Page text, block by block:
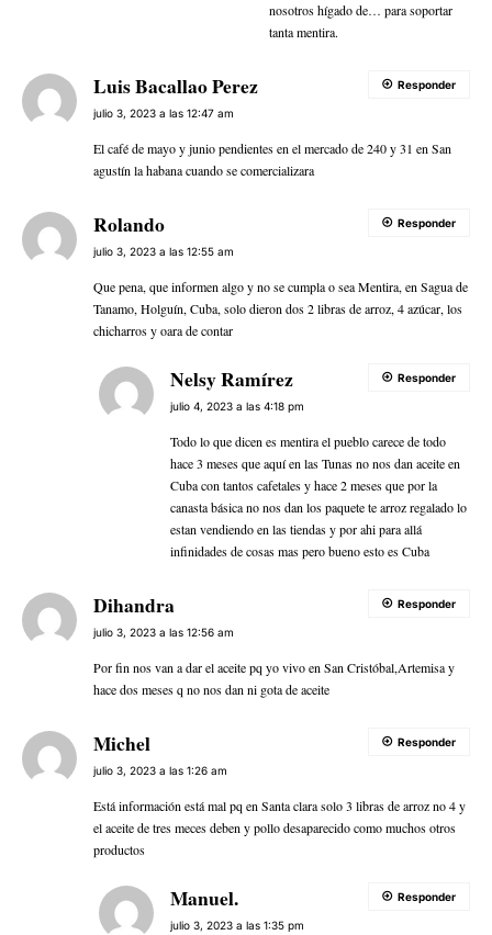
nosotros hígado de… para soportar
tanta mentira.
Luis Bacallao Perez
julio 3, 2023 a las 12:47 am
El café de mayo y junio pendientes en el mercado de 240 y 31 en San
agustín la habana cuando se comercializara
Responder
Rolando
julio 3, 2023 a las 12:55 am
Que pena, que informen algo y no se cumpla o sea Mentira, en Sagua de
Tanamo, Holguín, Cuba, solo dieron dos 2 libras de arroz, 4 azúcar, los
chicharros y oara de contar
Responder
Nelsy Ramírez
julio 4, 2023 a las 4:18 pm
Todo lo que dicen es mentira el pueblo carece de todo
hace 3 meses que aquí en las Tunas no nos dan aceite en
Cuba con tantos cafetales y hace 2 meses que por la
canasta básica no nos dan los paquete te arroz regalado lo
estan vendiendo en las tiendas y por ahi para allá
infinidades de cosas mas pero bueno esto es Cuba
Responder
Dihandra
julio 3, 2023 a las 12:56 am
Por fin nos van a dar el aceite pq yo vivo en San Cristóbal,Artemisa y
hace dos meses q no nos dan ni gota de aceite
Responder
Michel
julio 3, 2023 a las 1:26 am
Está información está mal pq en Santa clara solo 3 libras de arroz no 4 y
el aceite de tres meces deben y pollo desaparecido como muchos otros
productos
Responder
Manuel.
julio 3, 2023 a las 1:35 pm
Responder